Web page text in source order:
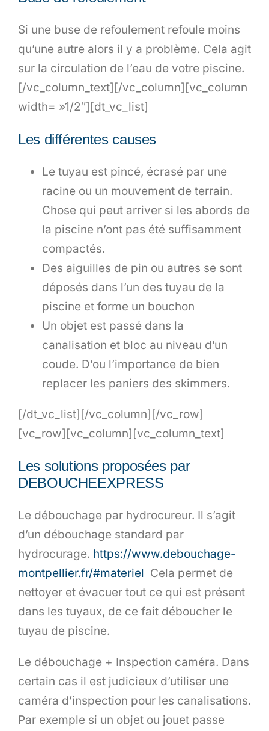
Si une buse de refoulement refoule moins
qu’une autre alors il y a problème. Cela agit
sur la circulation de l’eau de votre piscine.
[/vc_column_text][/vc_column][vc_column
width= »1/2″][dt_vc_list]
Les différentes causes
Le tuyau est pincé, écrasé par une
racine ou un mouvement de terrain.
Chose qui peut arriver si les abords de
la piscine n’ont pas été suffisamment
compactés.
Des aiguilles de pin ou autres se sont
déposés dans l’un des tuyau de la
piscine et forme un bouchon
Un objet est passé dans la
canalisation et bloc au niveau d’un
coude. D’ou l’importance de bien
replacer les paniers des skimmers.
[/dt_vc_list][/vc_column][/vc_row]
[vc_row][vc_column][vc_column_text]
Les solutions proposées par
DEBOUCHEEXPRESS
Le débouchage par hydrocureur. Il s’agit
d’un débouchage standard par
hydrocurage. https://www.debouchage-
montpellier.fr/#materiel Cela permet de
nettoyer et évacuer tout ce qui est présent
dans les tuyaux, de ce fait déboucher le
tuyau de piscine.
Le débouchage + Inspection caméra. Dans
certain cas il est judicieux d’utiliser une
caméra d’inspection pour les canalisations.
Par exemple si un objet ou jouet passe